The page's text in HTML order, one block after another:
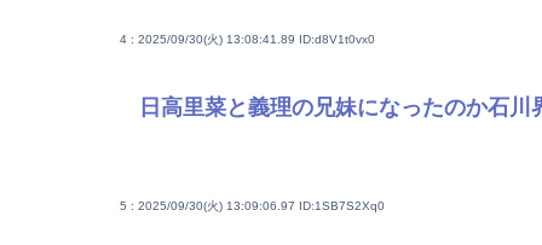
4 : 2025/09/30(火) 13:08:41.89 ID:d8V1t0vx0
日高里菜と義理の兄妹になったのか石川
5 : 2025/09/30(火) 13:09:06.97 ID:1SB7S2Xq0